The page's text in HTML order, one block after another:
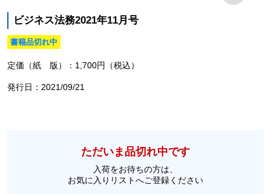
ビジネス法務2021年11月号
書籍品切れ中
定価（紙 版）：1,700円（税込）
発行日：2021/09/21
ただいま品切れ中です
入荷をお待ちの方は、
お気に入りリストへご登録ください